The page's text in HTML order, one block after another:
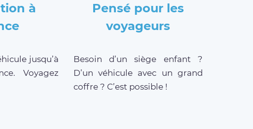
à
jusqu’à
Voyagez
Pensé pour les
voyageurs
Besoin d’un siège enfant ?
D’un véhicule avec un grand
coffre ? C’est possible !